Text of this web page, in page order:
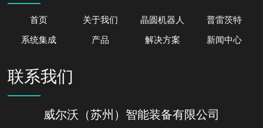
首页 关于我们 晶圆机器人 普雷茨特
系统集成 产品 解决方案 新闻中心
联系我们
威尔沃（苏州）智能装备有限公司